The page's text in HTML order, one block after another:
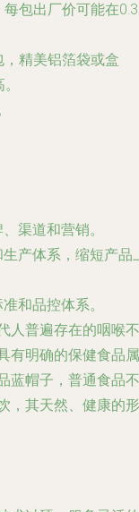
包出厂价可能在
精美铝箔袋或盒
渠道和营销。
生产体系，缩短产品
和品控体系。
人普遍存在的咽喉不
有明确的保健食品属
蓝帽子，普通食品不
，其天然、健康的形